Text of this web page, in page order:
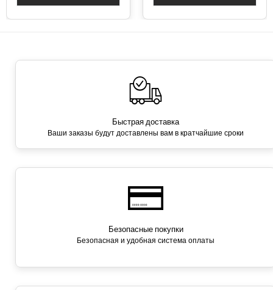
Быстрая доставка
Ваши заказы будут доставлены вам в кратчайшие сроки
Безопасные покупки
Безопасная и удобная система оплаты